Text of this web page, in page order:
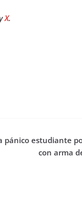
X.
pánico estudiante
con arma